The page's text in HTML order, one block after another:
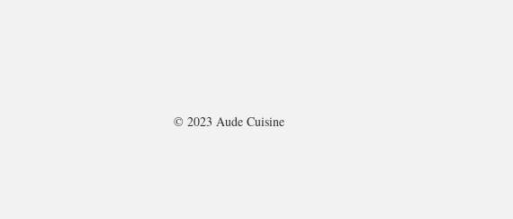
© 2023 Aude Cuisine